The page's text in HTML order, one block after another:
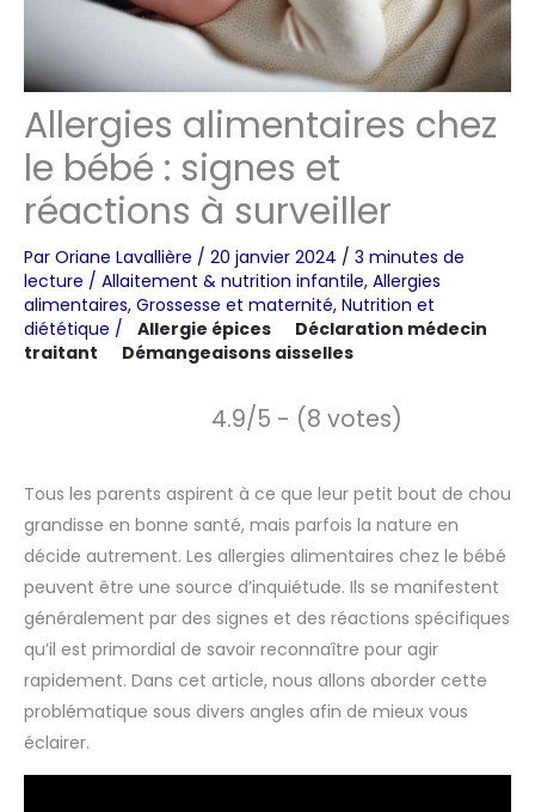
Allergies alimentaires chez
le bébé : signes et
réactions à surveiller
Par Oriane Lavallière / 20 janvier 2024 / 3 minutes de
lecture / Allaitement & nutrition infantile, Allergies
alimentaires, Grossesse et maternité, Nutrition et
diététique / Allergie épices
Déclaration médecin
traitant
Démangeaisons aisselles
4.9/5 - (8 votes)
Tous les parents aspirent à ce que leur petit bout de chou
grandisse en bonne santé, mais parfois la nature en
décide autrement. Les allergies alimentaires chez le bébé
peuvent être une source d’inquiétude. Ils se manifestent
généralement par des signes et des réactions spécifiques
qu’il est primordial de savoir reconnaître pour agir
rapidement. Dans cet article, nous allons aborder cette
problématique sous divers angles afin de mieux vous
éclairer.